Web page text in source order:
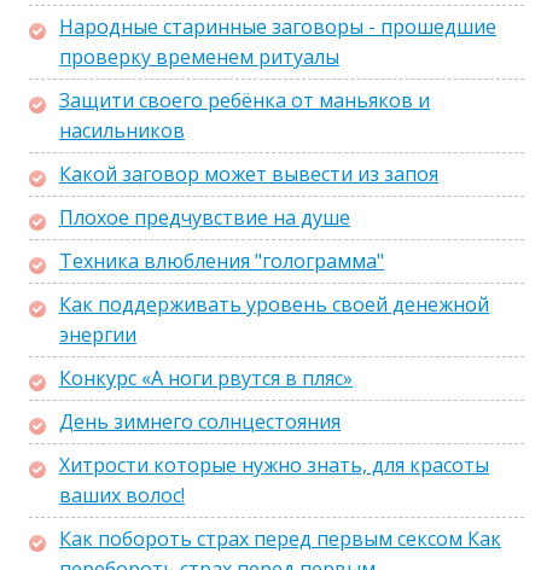
Народные старинные заговоры - прошедшие
проверку временем ритуалы
Защити своего ребёнка от маньяков и
насильников
Какой заговор может вывести из запоя
Плохое предчувствие на душе
Техника влюбления "голограмма"
Как поддерживать уровень своей денежной
энергии
Конкурс «А ноги рвутся в пляс»
День зимнего солнцестояния
Хитрости которые нужно знать, для красоты
ваших волос!
Как побороть страх перед первым сексом Как